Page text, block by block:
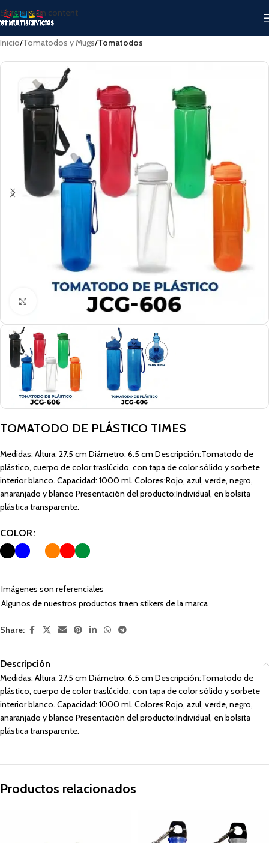
Skip to main content
Inicio Tomatodos y Mugs Tomatodos
Click to enlarge
TOMATODO DE PLÁSTICO TIMES
Medidas: Altura: 27.5 cm Diámetro: 6.5 cm Descripción:Tomatodo de
plástico, cuerpo de color traslúcido, con tapa de color sólido y sorbete
interior blanco. Capacidad: 1000 ml. Colores:Rojo, azul, verde, negro,
anaranjado y blanco Presentación del producto:Individual, en bolsita
plástica transparente.
COLOR
Imágenes son referenciales
Algunos de nuestros productos traen stikers de la marca
Share:
Descripción
Medidas: Altura: 27.5 cm Diámetro: 6.5 cm Descripción:Tomatodo de
plástico, cuerpo de color traslúcido, con tapa de color sólido y sorbete
interior blanco. Capacidad: 1000 ml. Colores:Rojo, azul, verde, negro,
anaranjado y blanco Presentación del producto:Individual, en bolsita
plástica transparente.
Productos relacionados